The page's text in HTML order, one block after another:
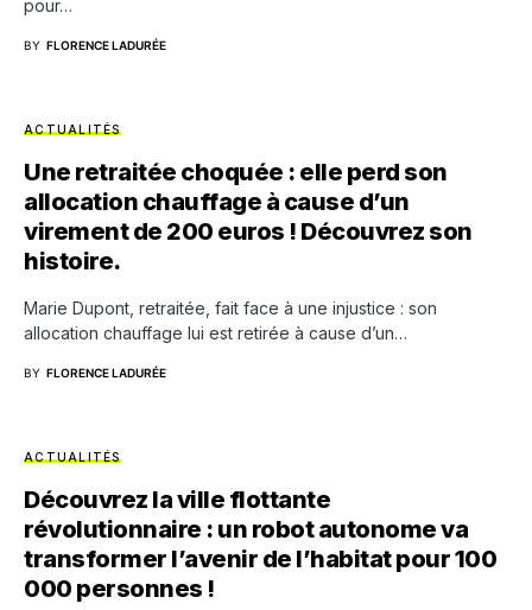
pour…
BY FLORENCE LADURÉE
ACTUALITÉS
Une retraitée choquée : elle perd son
allocation chauffage à cause d’un
virement de 200 euros ! Découvrez son
histoire.
Marie Dupont, retraitée, fait face à une injustice : son
allocation chauffage lui est retirée à cause d’un…
BY FLORENCE LADURÉE
ACTUALITÉS
Découvrez la ville flottante
révolutionnaire : un robot autonome va
transformer l’avenir de l’habitat pour 100
000 personnes !